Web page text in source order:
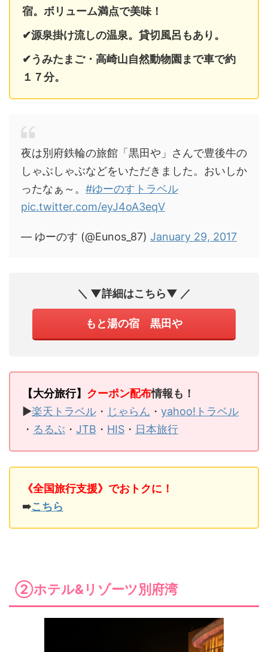
宿。ボリューム満点で美味！
✔源泉掛け流しの温泉。貸切風呂もあり。
✔うみたまご・高崎山自然動物園まで車で約
１７分。
夜は別府鉄輪の旅館「黒田や」さんで豊後牛の
しゃぶしゃぶなどをいただきました。おいしか
ったなぁ～。 #ゆーのすトラベル
pic.twitter.com/eyJ4oA3eqV
— ゆーのす (@Eunos_87) January 29, 2017
＼ ▼詳細はこちら▼ ／
もと湯の宿 黒田や
【大分旅行】 クーポン配布情報も！
▶楽天トラベル ・ じゃらん ・ yahoo!トラベル
・ るるぶ ・ JTB ・ HIS ・ 日本旅行
《全国旅行支援》でおトクに！
➠こちら
②ホテル&リゾーツ別府湾